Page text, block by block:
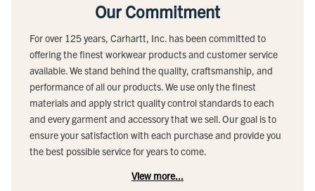
Our Commitment
For over 125 years, Carhartt, Inc. has been committed to
offering the finest workwear products and customer service
available. We stand behind the quality, craftsmanship, and
performance of all our products. We use only the finest
materials and apply strict quality control standards to each
and every garment and accessory that we sell. Our goal is to
ensure your satisfaction with each purchase and provide you
the best possible service for years to come.
View more...